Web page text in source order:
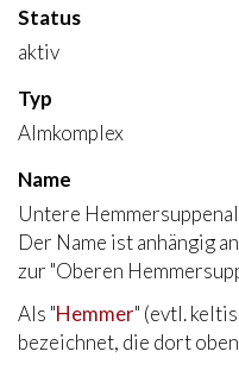
Status
aktiv
Typ
Almkomplex
Name
Untere
Der Name ist anhängig
zur "Oberen
Als "Hemmer" (evtl.
bezeichnet, die dort